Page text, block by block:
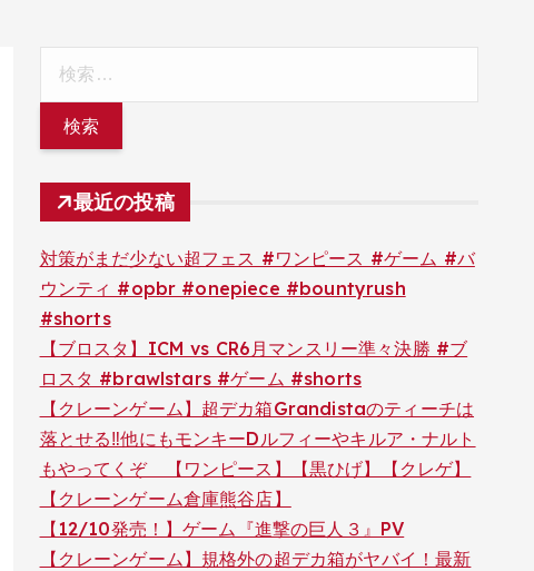
最近の投稿
対策がまだ少ない超フェス #ワンピース #ゲーム #バ
ウンティ #opbr #onepiece #bountyrush
#shorts
【ブロスタ】ICM vs CR6月マンスリー準々決勝 #ブ
ロスタ #brawlstars #ゲーム #shorts
【クレーンゲーム】超デカ箱Grandistaのティーチは
落とせる‼︎他にもモンキーDルフィーやキルア・ナルト
もやってくぞ 【ワンピース】【黒ひげ】【クレゲ】
【クレーンゲーム倉庫熊谷店】
【12/10発売！】ゲーム『進撃の巨人３』PV
【クレーンゲーム】規格外の超デカ箱がヤバイ！最新